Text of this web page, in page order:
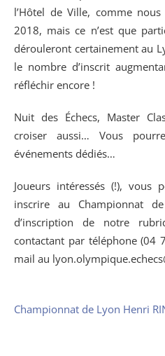
l’Hôtel de Ville, comme
2018, mais ce n’est que
dérouleront certainement au
le nombre d’inscrit
réfléchir encore !
Nuit des Échecs, Master
croiser aussi… Vous
événements dédiés…
Joueurs intéressés (!), vous
inscrire au Championnat
d’inscription de notre
contactant par téléphone (04
mail au
Championnat de Lyon Henri